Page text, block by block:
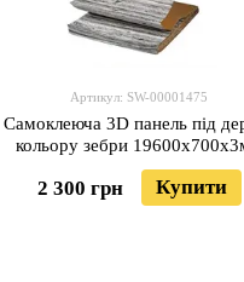
Артикул: SW-00001475
Самоклеюча 3D панель під
кольору зебри
SW-00001475
2 300 грн Купити